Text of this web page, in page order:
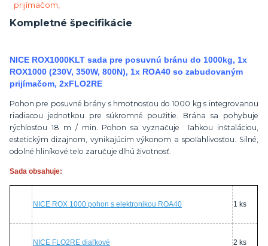
Kompletné špecifikácie
NICE ROX1000KLT sada pre posuvnú bránu do 1000kg, 1x
ROX1000 (230V, 350W, 800N), 1x ROA40 so zabudovaným
prijímačom, 2xFLO2RE
Pohon pre posuvné brány s hmotnosťou do 1000 kg s integrovanou
riadiacou jednotkou pre súkromné použitie. Brána sa pohybuje
rýchlosťou 18 m / min. Pohon sa vyznačuje ľahkou inštaláciou,
estetickým dizajnom, vynikajúcim výkonom a spoľahlivosťou. Silné,
odolné hliníkové telo zaručuje dlhú životnosť.
Sada obsahuje:
NICE ROX 1000 pohon s elektronikou ROA40 1 ks
NICE FLO2RE diaľkové 2 ks